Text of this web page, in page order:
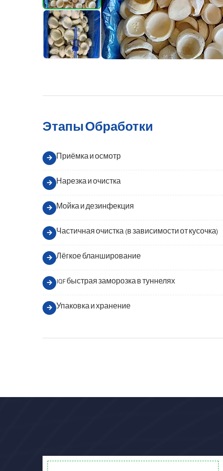
Этапы Обработки
Приёмка и осмотр
Нарезка и очистка
Мойка и дезинфекция
Частичная очистка (в зависимости от кусочка)
Лёгкое бланширование
IQF быстрая заморозка в туннелях
Упаковка и хранение